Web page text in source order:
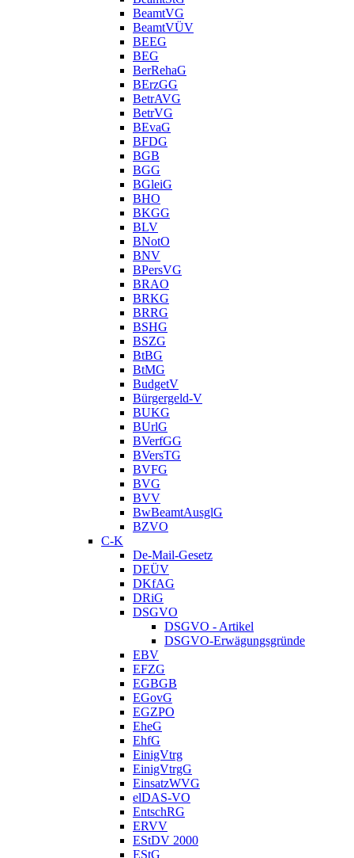
BeamtVG
BeamtVÜV
BEEG
BEG
BerRehaG
BErzGG
BetrAVG
BetrVG
BEvaG
BFDG
BGB
BGG
BGleiG
BHO
BKGG
BLV
BNotO
BNV
BPersVG
BRAO
BRKG
BRRG
BSHG
BSZG
BtBG
BtMG
BudgetV
Bürgergeld-V
BUKG
BUrlG
BVerfGG
BVersTG
BVFG
BVG
BVV
BwBeamtAusglG
BZVO
C-K
De-Mail-Gesetz
DEÜV
DKfAG
DRiG
DSGVO
DSGVO - Artikel
DSGVO-Erwägungsgründe
EBV
EFZG
EGBGB
EGovG
EGZPO
EheG
EhfG
EinigVtrg
EinigVtrgG
EinsatzWVG
elDAS-VO
EntschRG
ERVV
EStDV 2000
EStG